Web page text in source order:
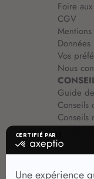
Foire
CGV
Données
Vos
Nous
Guide
Conseils
Conseils
Guide